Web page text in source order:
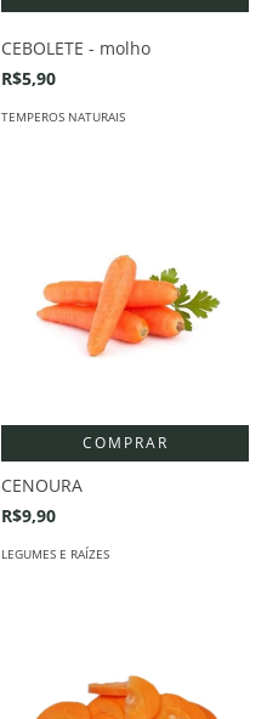
CEBOLETE - molho
R$5,90
TEMPEROS NATURAIS
COMPRAR
CENOURA
R$9,90
LEGUMES E RAÍZES